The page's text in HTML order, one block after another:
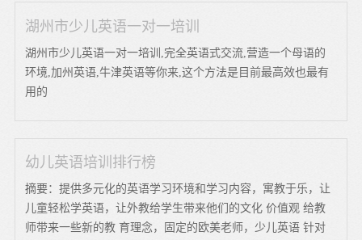
湖州市少儿英语一对一培训
湖州市少儿英语一对一培训,完全英语式交流,营造一个母语的
环境,加州英语,牛津英语等你来,这个方法是目前最高效也最有
用的
幼儿英语培训排行榜
摘要：提供多元化的英语学习环境和学习内容，寓教于乐，让
儿童轻松学英语，让外教给学生带来他们的文化 价值观 给教
师带来一些新的教 育理念，固定的欧美老师，少儿英语 针对